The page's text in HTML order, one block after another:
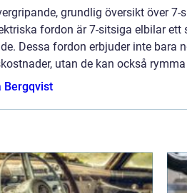
grundlig översikt över
fordon är 7-sitsiga elbilar ett
Dessa fordon erbjuder inte bara
utan de kan också rymma
Bergqvist